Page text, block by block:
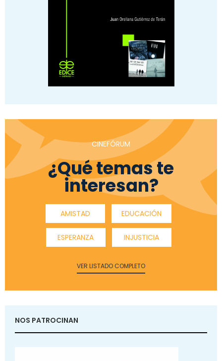
CINEFÓRUM
¿Qué temas te
interesan?
AMISTAD EDUCACIÓN
ESPERANZA INJUSTICIA
VER LISTADO COMPLETO
NOS PATROCINAN